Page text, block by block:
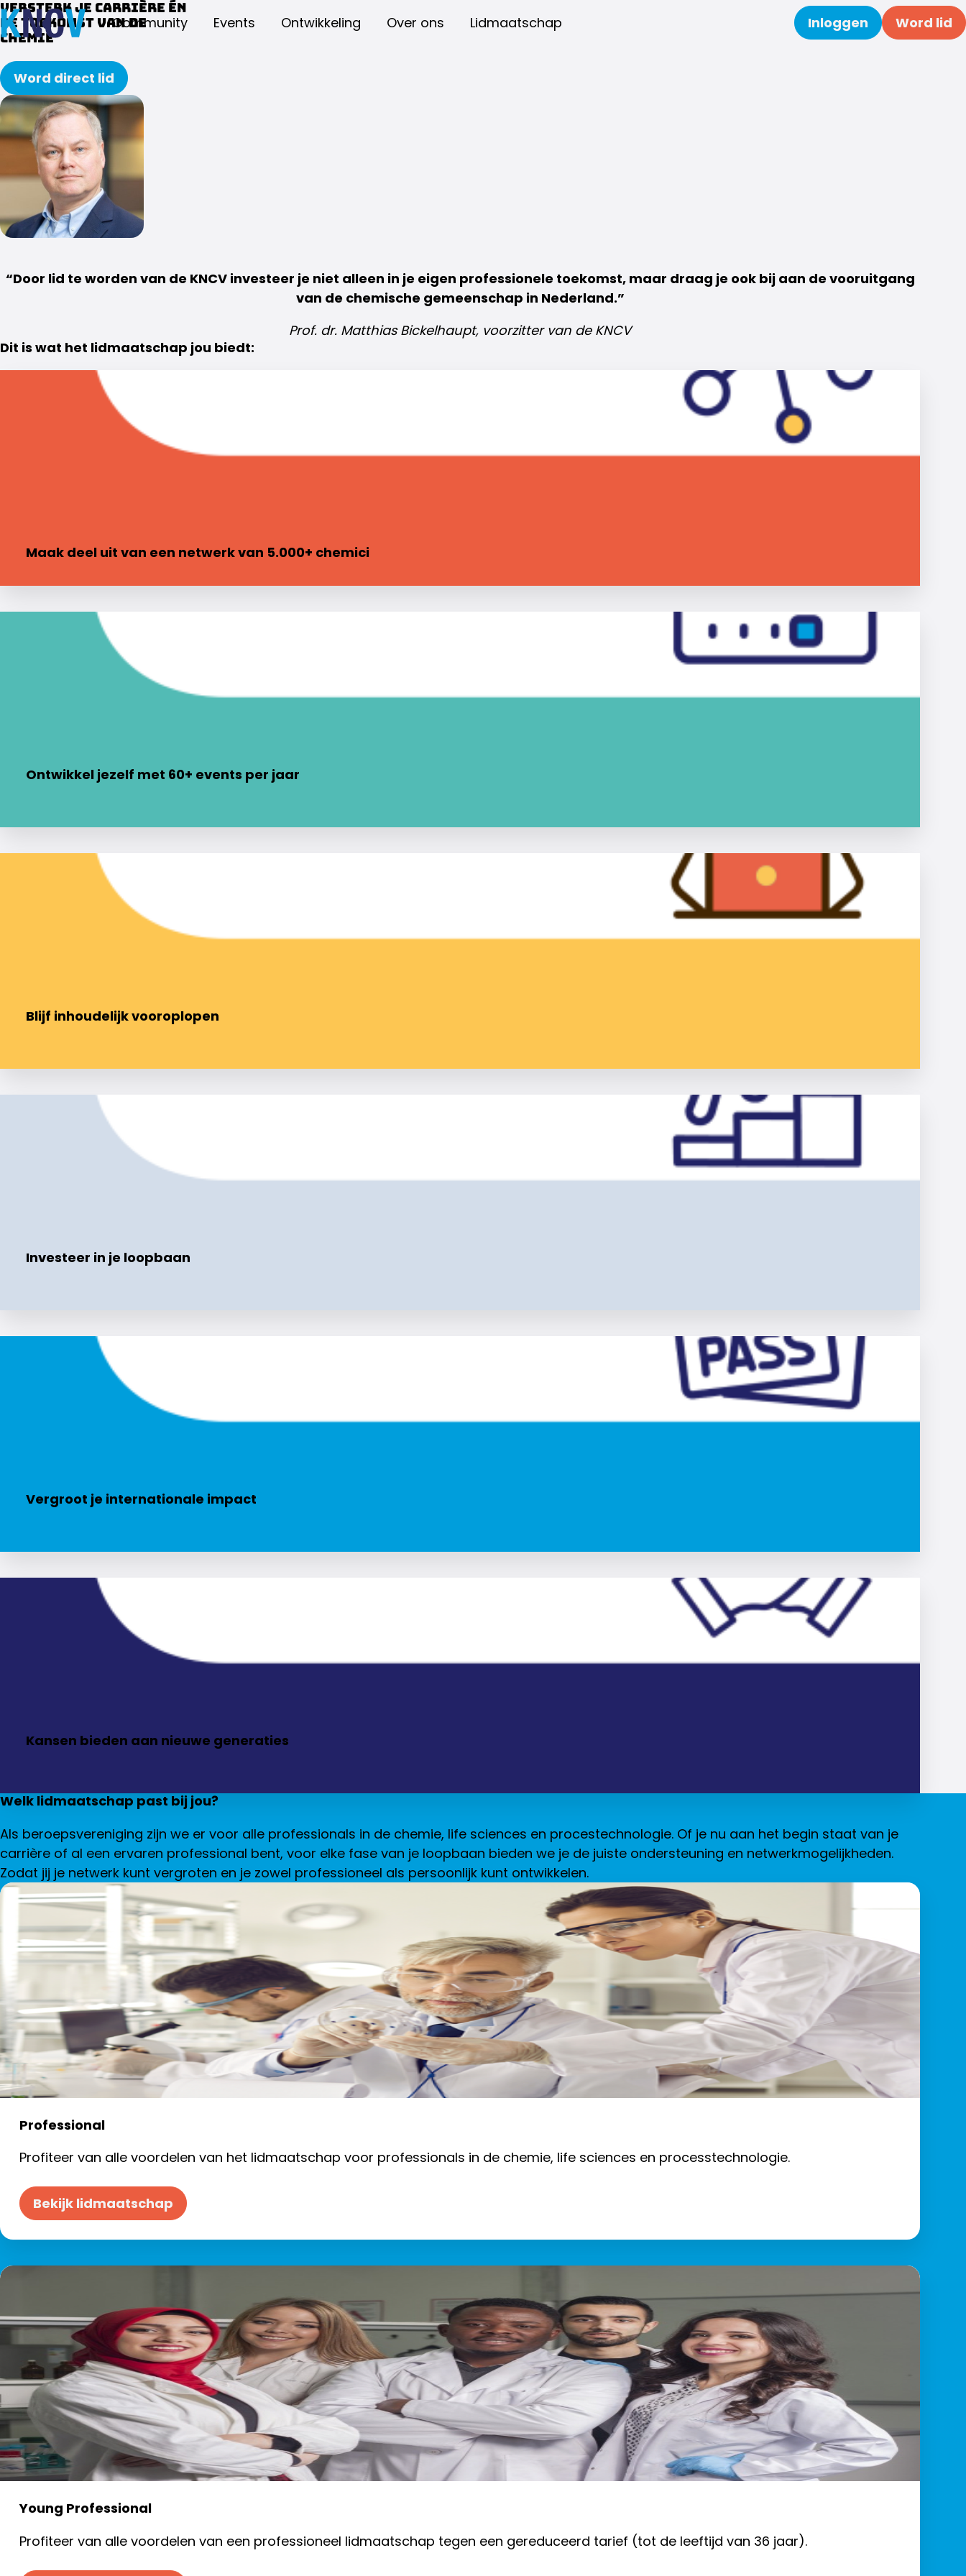
Community Events Ontwikkeling Over ons Lidmaatschap Zoeken Inloggen Word lid
Versterk je carrière én
de toekomst van de
chemie
Word direct lid
Door lid te worden van de KNCV investeer je niet alleen in je eigen professionele toekomst, maar draag je ook bij aan de vooruitgang
van de chemische gemeenschap in Nederland.
Prof. dr. Matthias Bickelhaupt, voorzitter van de KNCV
Dit is wat het lidmaatschap jou biedt:
Maak deel uit van een netwerk van 5.000+ chemici
Ontwikkel jezelf met 60+ events per jaar
Blijf inhoudelijk vooroplopen
Investeer in je loopbaan
Vergroot je internationale impact
Kansen bieden aan nieuwe generaties
Welk lidmaatschap past bij jou?
Als beroepsvereniging zijn we er voor alle professionals in de chemie, life sciences en procestechnologie. Of je nu aan het begin staat van je
carrière of al een ervaren professional bent, voor elke fase van je loopbaan bieden we je de juiste ondersteuning en netwerkmogelijkheden.
Zodat jij je netwerk kunt vergroten en je zowel professioneel als persoonlijk kunt ontwikkelen.
Professional
Profiteer van alle voordelen van het lidmaatschap voor professionals in de chemie, life sciences en processtechnologie.
Bekijk lidmaatschap
Young Professional
Profiteer van alle voordelen van een professioneel lidmaatschap tegen een gereduceerd tarief (tot de leeftijd van 36 jaar).